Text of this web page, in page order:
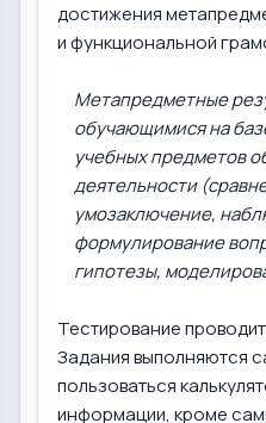
достижения
и функциональной
Метапредметные
обучающимися на
учебных предметов
деятельности
умозаключение,
формулирование
гипотезы,
Тестирование
Задания выполняются
пользоваться
информации, кроме